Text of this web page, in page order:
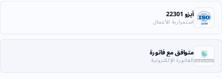
آيزو 22301
استمرارية الأعمال
متوافق مع فاتورة
الفاتورة الإلكترونية